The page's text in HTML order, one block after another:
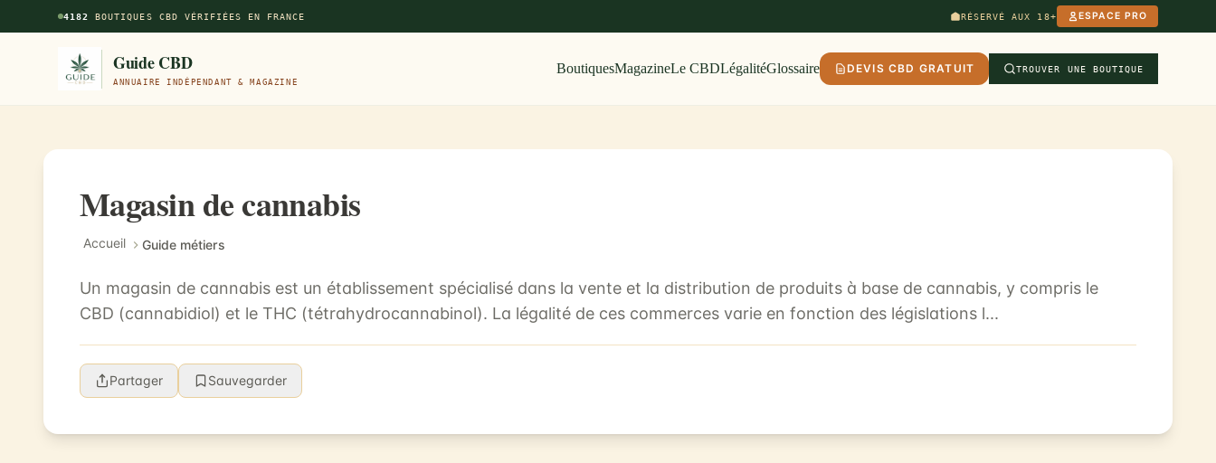
Aller au contenu principal
4182 BOUTIQUES CBD VÉRIFIÉES EN FRANCE RÉSERVÉ AUX 18+ ESPACE PRO
Guide CBD
ANNUAIRE INDÉPENDANT & MAGAZINE
BoutiquesMagazineLe CBDLégalitéGlossaire DEVIS CBD GRATUIT TROUVER UNE BOUTIQUE
Magasin de cannabis
Accueil Guide métiers
Un magasin de cannabis est un établissement spécialisé dans la vente et la distribution de produits à base de cannabis, y compris le
CBD (cannabidiol) et le THC (tétrahydrocannabinol). La légalité de ces commerces varie en fonction des législations l...
Partager Sauvegarder